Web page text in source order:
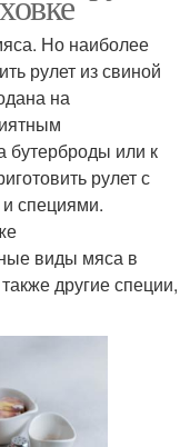
Но наиболее
рулет из свиной
на
бутерброды или к
рулет с
специями.
виды мяса в
другие специи,